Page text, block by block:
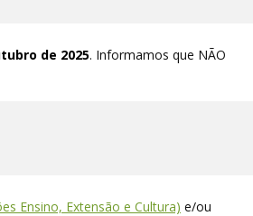
de 2025. Informamos que NÃO
Ensino, Extensão e Cultura) e/ou